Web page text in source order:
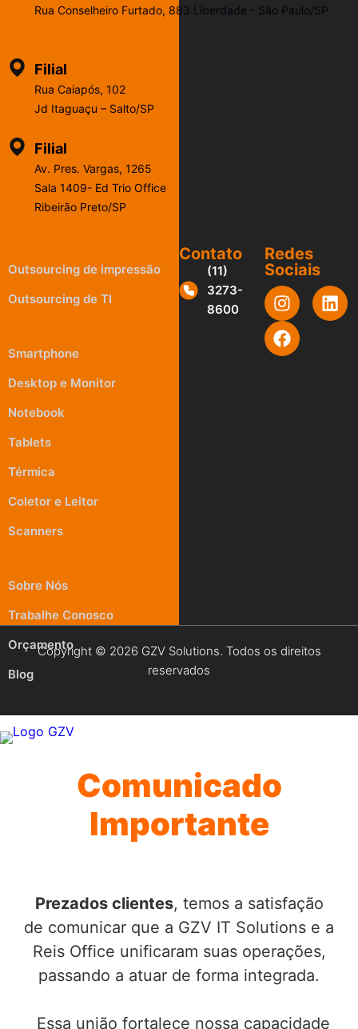
Rua Conselheiro Furtado, 883 Liberdade - São Paulo/SP
Filial
Rua Caiapós, 102
Jd Itaguaçu – Salto/SP
Filial
Av. Pres. Vargas, 1265
Sala 1409- Ed Trio Office
Ribeirão Preto/SP
Outsourcing de impressão
Outsourcing de TI
Smartphone
Desktop e Monitor
Notebook
Tablets
Térmica
Coletor e Leitor
Scanners
Sobre Nós
Trabalhe Conosco
Orçamento
Blog
Contato
(11)
3273-
8600
Redes
Sociais
Copyright © 2026 GZV Solutions. Todos os direitos
reservados
Comunicado
Importante
Prezados clientes, temos a satisfação
de comunicar que a GZV IT Solutions e a
Reis Office unificaram suas operações,
passando a atuar de forma integrada.
Essa união fortalece nossa capacidade